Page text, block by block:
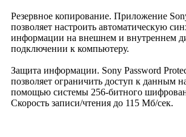
Резервное копирование. Приложение
позволяет настроить автоматическую
информации на внешнем и внутреннем
подключении к компьютеру.
Защита информации. Sony Password
позволяет ограничить доступ к данным
помощью системы 256-битного
Скорость записи/чтения до 115 Mб/сек.